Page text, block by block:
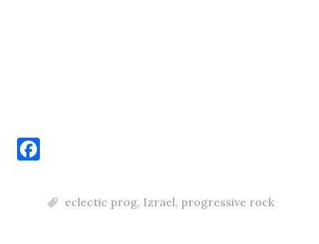
c
e
eclectic prog, Izrael, progressive rock